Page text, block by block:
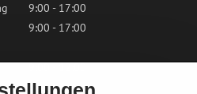
9:00 - 17:00
9:00 - 17:00
9:00 - 12:00
Geschlossen